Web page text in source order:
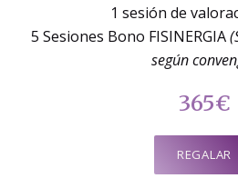
1 sesión de
5 Sesiones Bono FISINERGIA
según
365€
REGALAR